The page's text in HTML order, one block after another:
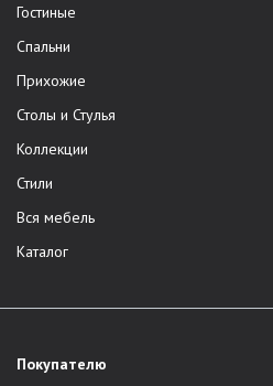
Гостиные
Спальни
Прихожие
Столы и Стулья
Коллекции
Стили
Вся мебель
Каталог
Покупателю